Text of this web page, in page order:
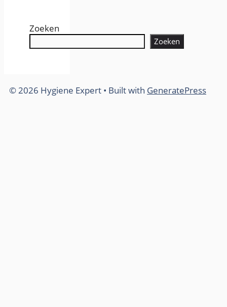
Zoeken
Zoeken
© 2026 Hygiene Expert • Built with GeneratePress